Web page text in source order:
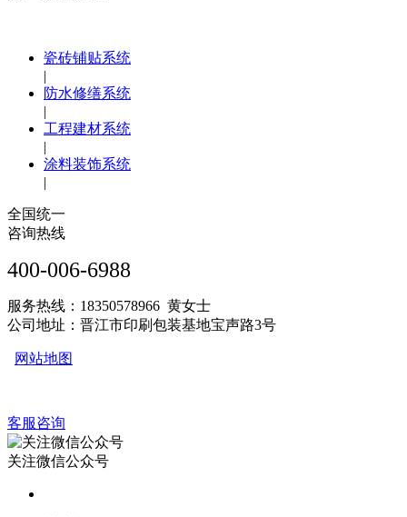
瓷砖铺贴系统
|
防水修缮系统
|
工程建材系统
|
涂料装饰系统
|
全国统一
咨询热线
400-006-6988
服务热线：18350578966 黄女士
公司地址：晋江市印刷包装基地宝声路3号
网站地图
客服咨询
关注微信公众号